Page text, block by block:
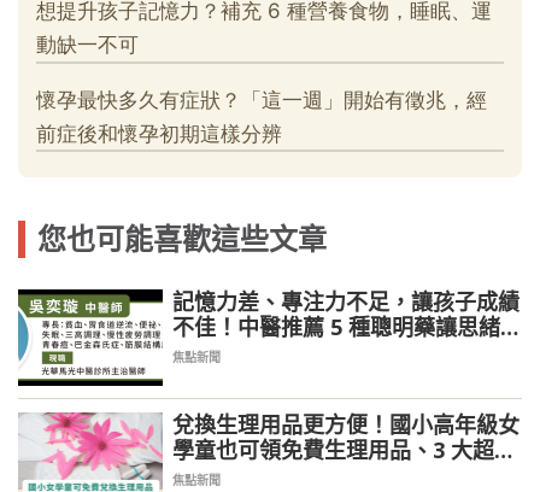
您也可能喜歡這些文章
記憶力差、專注力不足，讓孩子成績
不佳！中醫推薦 5 種聰明藥讓思緒更
清晰
焦點新聞
兌換生理用品更方便！國小高年級女
學童也可領免費生理用品、3 大超商
可兌換
焦點新聞